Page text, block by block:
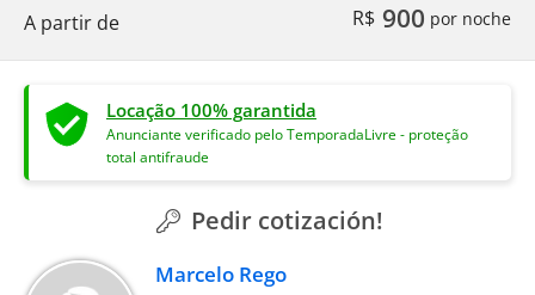
A partir de R$ 900 por noche
Locação 100% garantida
Anunciante verificado pelo TemporadaLivre - proteção
total antifraude
Pedir cotización!
Marcelo Rego